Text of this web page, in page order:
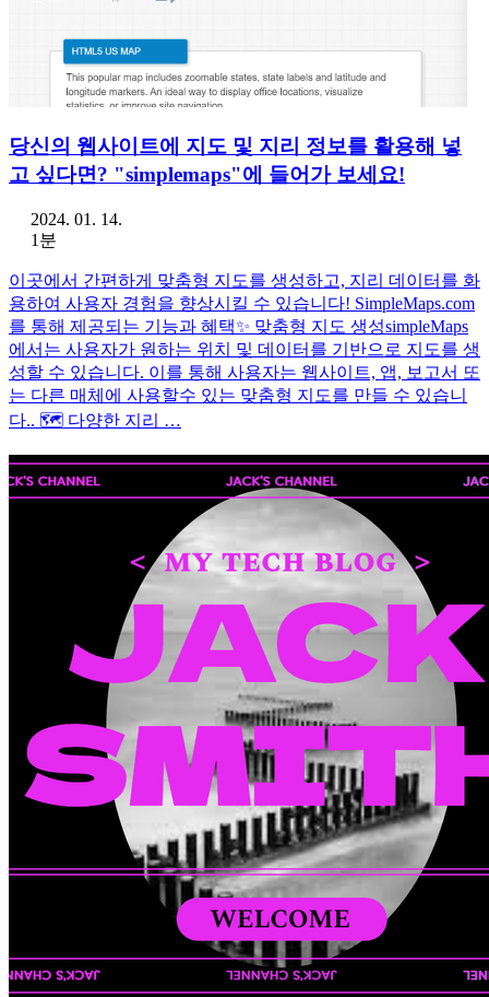
당신의 웹사이트에 지도 및 지리 정보를 활용해 넣
고 싶다면? "simplemaps"에 들어가 보세요!
2024. 01. 14.
1분
이곳에서 간편하게 맞춤형 지도를 생성하고, 지리 데이터를 화
용하여 사용자 경험을 향상시킬 수 있습니다! SimpleMaps.com
를 통해 제공되는 기능과 혜택✨ 맞춤형 지도 생성simpleMaps
에서는 사용자가 원하는 위치 및 데이터를 기반으로 지도를 생
성할 수 있습니다. 이를 통해 사용자는 웹사이트, 앱, 보고서 또
는 다른 매체에 사용할수 있는 맞춤형 지도를 만들 수 있습니
다.. 🗺️ 다양한 지리 …